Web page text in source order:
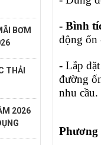
BƠM
THẢI
2026
- Bình
động ổn
-Lắp
đường
nhu cầu.
Phương